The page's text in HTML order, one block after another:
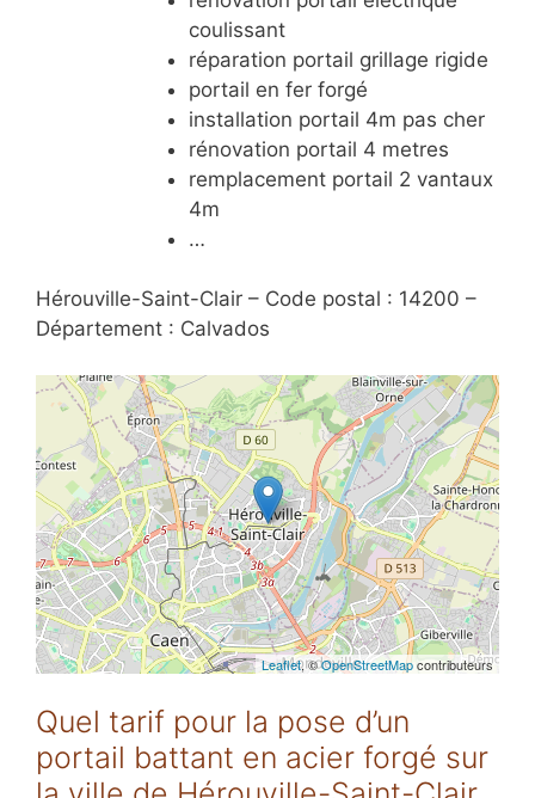
coulissant
réparation portail grillage rigide
portail en fer forgé
installation portail 4m pas cher
rénovation portail 4 metres
remplacement portail 2 vantaux
4m
…
Hérouville-Saint-Clair – Code postal : 14200 –
Département : Calvados
Leaflet, ©OpenStreetMapcontributeurs
Quel tarif pour la pose d’un
portail battant en acier forgé sur